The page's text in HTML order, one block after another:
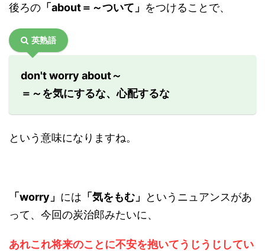
後ろの 「about＝～ついて」 をつけることで、
英熟語
don't worry about～
＝～を気にするな、心配するな
という意味になりますね。
「worry」 には 「気をもむ」
というニュアンスがあ
って、今回の炭治郎みたいに、
あれこれ将来のことに不安を抱いてうじうじしてい